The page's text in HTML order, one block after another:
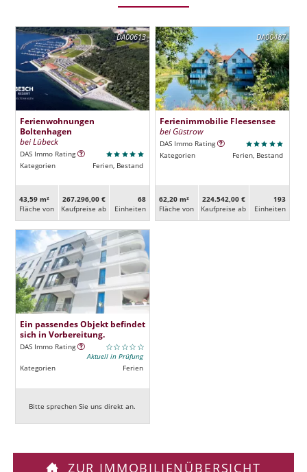
DA00613
Ferienwohnungen
Boltenhagen
bei Lübeck
DAS Immo Rating
Kategorien
Ferien, Bestand
43,59 m²
Fläche von
267.296,00 €
Kaufpreise ab
68
Ein­heiten
DA00487
Ferienimmobilie Fleesensee
bei Güstrow
DAS Immo Rating
Kategorien
Ferien, Bestand
62,20 m²
Fläche von
224.542,00 €
Kaufpreise ab
193
Ein­heiten
Ein passendes Objekt befindet
sich in Vorbereitung.
DAS Immo Rating
Aktuell in Prüfung
Kategorien
Ferien
Bitte sprechen Sie uns direkt an.
ZUR IMMOBILIENÜBERSICHT